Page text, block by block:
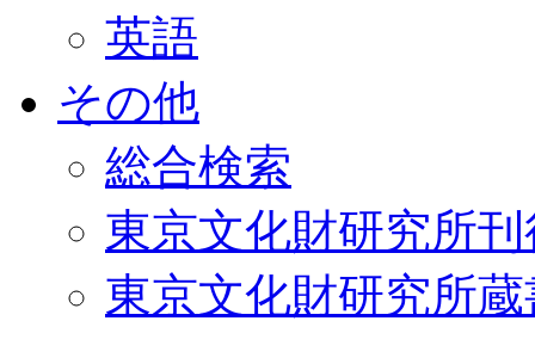
英語
その他
総合検索
東京文化財研究所
東京文化財研究所